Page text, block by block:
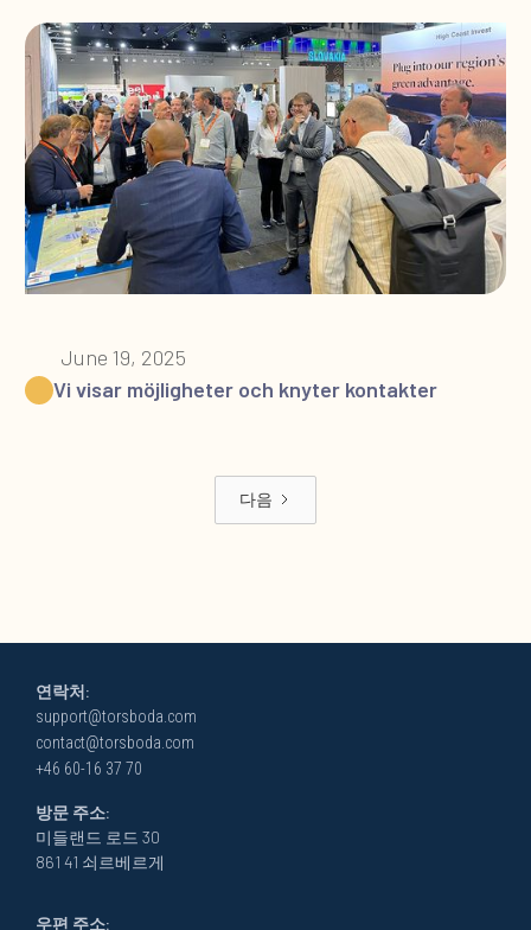
June 19, 2025
Vi visar möjligheter och knyter kontakter
다음
연락처:
support@torsboda.com
contact@torsboda.com
+46 60-16 37 70
방문 주소:
미들랜드 로드 30
861 41 쇠르베르게
우편 주소: